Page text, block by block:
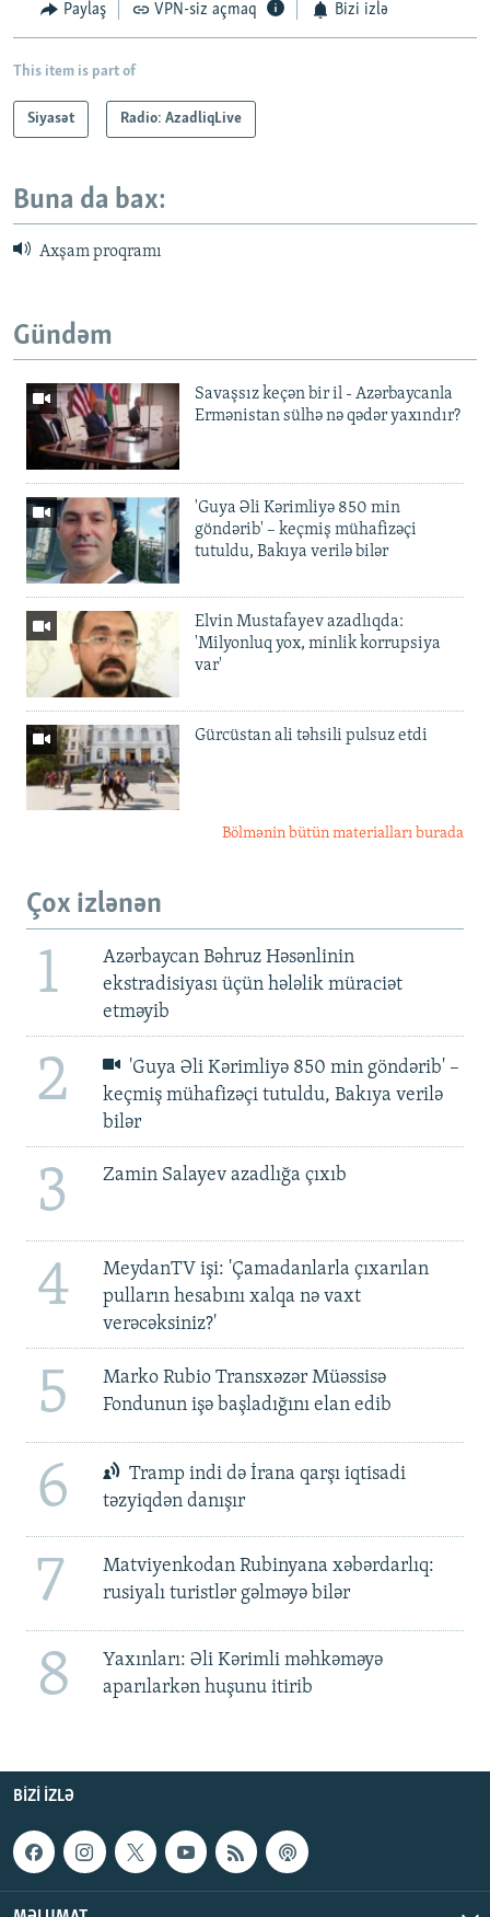
Paylaş VPN-siz açmaq Bizi izlə
This item is part of
Siyasət Radio: AzadliqLive
Buna da bax:
Axşam proqramı
Gündəm
Savaşsız keçən bir il - Azərbaycanla
Ermənistan sülhə nə qədər yaxındır?
'Guya Əli Kərimliyə 850 min
göndərib' – keçmiş mühafizəçi
tutuldu, Bakıya verilə bilər
Elvin Mustafayev azadlıqda:
'Milyonluq yox, minlik korrupsiya
var'
Gürcüstan ali təhsili pulsuz etdi
Bölmənin bütün materialları burada
Çox izlənən
1
Azərbaycan Bəhruz Həsənlinin
ekstradisiyası üçün hələlik müraciət
etməyib
2
'Guya Əli Kərimliyə 850 min göndərib' –
keçmiş mühafizəçi tutuldu, Bakıya verilə
bilər
3 Zamin Salayev azadlığa çıxıb
4
MeydanTV işi: 'Çamadanlarla çıxarılan
pulların hesabını xalqa nə vaxt
verəcəksiniz?'
5
Marko Rubio Transxəzər Müəssisə
Fondunun işə başladığını elan edib
6
Tramp indi də İrana qarşı iqtisadi
təzyiqdən danışır
7
Matviyenkodan Rubinyana xəbərdarlıq:
rusiyalı turistlər gəlməyə bilər
8
Yaxınları: Əli Kərimli məhkəməyə
aparılarkən huşunu itirib
BIZI IZLƏ